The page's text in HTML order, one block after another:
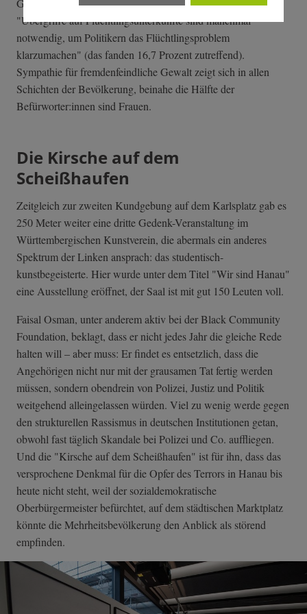
"Übergriffe auf Flüchtlingsunterkünfte sind manchmal
notwendig, um Politikern das Flüchtlingsproblem
klarzumachen" (das fanden 16,7 Prozent zutreffend).
Sympathie für fremdenfeindliche Gewalt zeigt sich in allen
Schichten der Bevölkerung, beinahe die Hälfte der
Befürworter:innen sind Frauen.
Die Kirsche auf dem
Scheißhaufen
Zeitgleich zur zweiten Kundgebung auf dem Karlsplatz gab es
250 Meter weiter eine dritte Gedenk-Veranstaltung im
Württembergischen Kunstverein, die abermals ein anderes
Spektrum der Linken ansprach: das studentisch-
kunstbegeisterte. Hier wurde unter dem Titel "Wir sind Hanau"
eine Ausstellung eröffnet, der Saal ist mit gut 150 Leuten voll.
Faisal Osman, unter anderem aktiv bei der Black Community
Foundation, beklagt, dass er nicht jedes Jahr die gleiche Rede
halten will – aber muss: Er findet es entsetzlich, dass die
Angehörigen nicht nur mit der grausamen Tat fertig werden
müssen, sondern obendrein von Polizei, Justiz und Politik
weitgehend alleingelassen würden. Viel zu wenig werde gegen
den strukturellen Rassismus in deutschen Institutionen getan,
obwohl fast täglich Skandale bei Polizei und Co. auffliegen.
Und die "Kirsche auf dem Scheißhaufen" ist für ihn, dass das
versprochene Denkmal für die Opfer des Terrors in Hanau bis
heute nicht steht, weil der sozialdemokratische
Oberbürgermeister befürchtet, auf dem städtischen Marktplatz
könnte die Mehrheitsbevölkerung den Anblick als störend
empfinden.